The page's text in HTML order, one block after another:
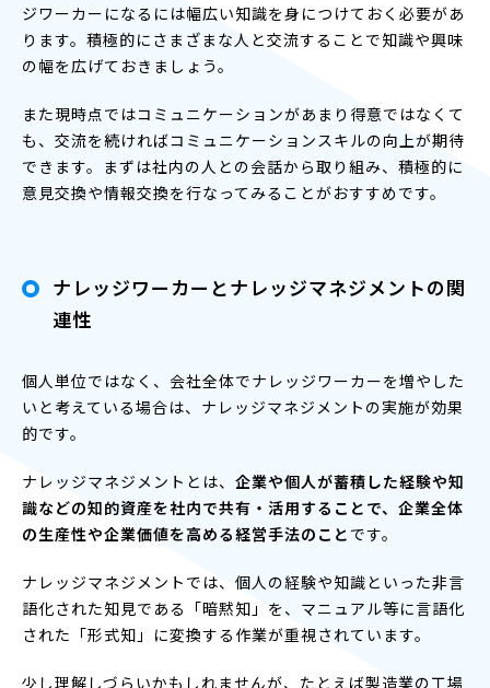
ジワーカーになるには幅広い知識を身につけておく必要があ
ります。積極的にさまざまな人と交流することで知識や興味
の幅を広げておきましょう。
また現時点ではコミュニケーションがあまり得意ではなくて
も、交流を続ければコミュニケーションスキルの向上が期待
できます。まずは社内の人との会話から取り組み、積極的に
意見交換や情報交換を行なってみることがおすすめです。
ナレッジワーカーとナレッジマネジメントの関
連性
個人単位ではなく、会社全体でナレッジワーカーを増やした
いと考えている場合は、ナレッジマネジメントの実施が効果
的です。
ナレッジマネジメントとは、 企業や個人が蓄積した経験や知
識などの知的資産を社内で共有・活用することで、企業全体
の生産性や企業価値を高める経営手法のこと です。
ナレッジマネジメントでは、個人の経験や知識といった非言
語化された知見である「暗黙知」を、マニュアル等に言語化
された「形式知」に変換する作業が重視されています。
少し理解しづらいかもしれませんが、たとえば製造業の工場